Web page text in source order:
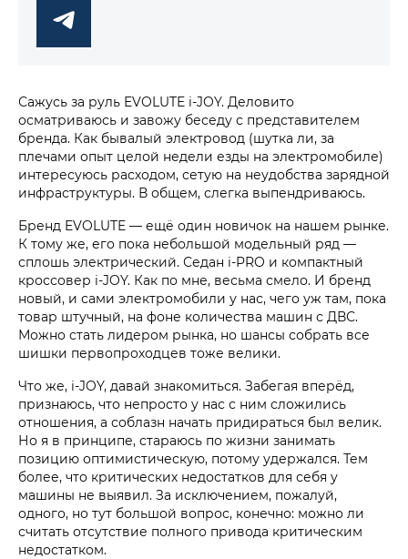
Сажусь за руль EVOLUTE i‑JOY. Деловито
осматриваюсь и завожу беседу с представителем
бренда. Как бывалый электровод (шутка ли, за
плечами опыт целой недели езды на электромобиле)
интересуюсь расходом, сетую на неудобства зарядной
инфраструктуры. В общем, слегка выпендриваюсь.
Бренд EVOLUTE — ещё один новичок на нашем рынке.
К тому же, его пока небольшой модельный ряд —
сплошь электрический. Седан i‑PRO и компактный
кроссовер i‑JOY. Как по мне, весьма смело. И бренд
новый, и сами электромобили у нас, чего уж там, пока
товар штучный, на фоне количества машин с ДВС.
Можно стать лидером рынка, но шансы собрать все
шишки первопроходцев тоже велики.
Что же, i‑JOY, давай знакомиться. Забегая вперёд,
признаюсь, что непросто у нас с ним сложились
отношения, а соблазн начать придираться был велик.
Но я в принципе, стараюсь по жизни занимать
позицию оптимистическую, потому удержался. Тем
более, что критических недостатков для себя у
машины не выявил. За исключением, пожалуй,
одного, но тут большой вопрос, конечно: можно ли
считать отсутствие полного привода критическим
недостатком.